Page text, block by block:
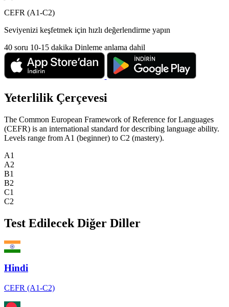
CEFR (A1-C2)
Seviyenizi keşfetmek için hızlı değerlendirme yapın
40 soru 10-15 dakika Dinleme anlama dahil
Yeterlilik Çerçevesi
The Common European Framework of Reference for Languages
(CEFR) is an international standard for describing language ability.
Levels range from A1 (beginner) to C2 (mastery).
A1
A2
B1
B2
C1
C2
Test Edilecek Diğer Diller
Hindi
CEFR (A1-C2)